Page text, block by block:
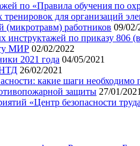
по «Правила обучения по
для организаций
(микротравм) работников 09/02/
по приказу 806
МИР 02/02/2022
2021 года 04/05/2021
НТД 26/02/2021
какие шаги необходимо
защиты 27/01/2021
«Центр безопасности